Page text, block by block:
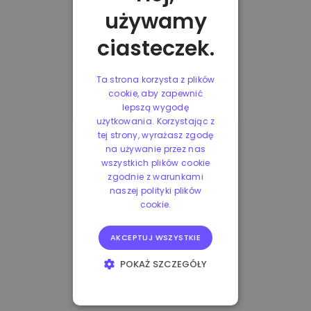
używamy
ciasteczek.
Ta strona korzysta z plików
cookie, aby zapewnić
lepszą wygodę
użytkowania. Korzystając z
tej strony, wyrażasz zgodę
na używanie przez nas
wszystkich plików cookie
zgodnie z warunkami
naszej polityki plików
cookie.
AKCEPTUJ WSZYSTKIE
POKAŻ SZCZEGÓŁY